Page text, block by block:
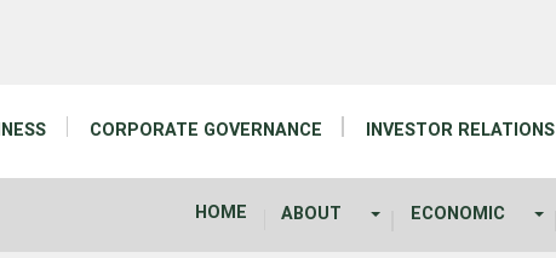
CORPORATE GOVERNANCE INVESTOR RELATIONS
HOME ABOUT ECONOMIC